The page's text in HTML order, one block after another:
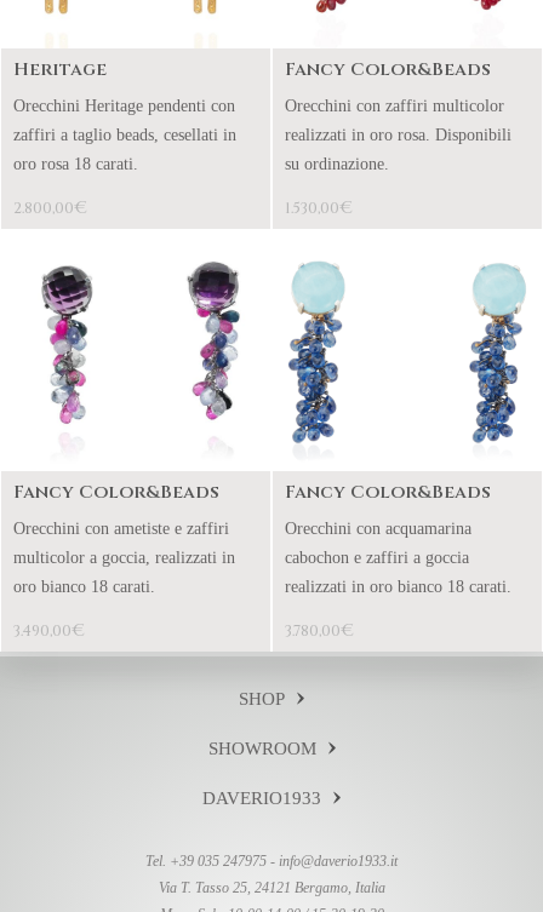
Heritage
Orecchini Heritage pendenti con
zaffiri a taglio beads, cesellati in
oro rosa 18 carati.
2.800,00€
Fancy Color&Beads
Orecchini con zaffiri multicolor
realizzati in oro rosa. Disponibili
su ordinazione.
1.530,00€
Fancy Color&Beads
Orecchini con ametiste e zaffiri
multicolor a goccia, realizzati in
oro bianco 18 carati.
3.490,00€
Fancy Color&Beads
Orecchini con acquamarina
cabochon e zaffiri a goccia
realizzati in oro bianco 18 carati.
3.780,00€
SHOP
SHOWROOM
DAVERIO1933
Tel. +39 035 247975 - info@daverio1933.it
Via T. Tasso 25, 24121 Bergamo, Italia